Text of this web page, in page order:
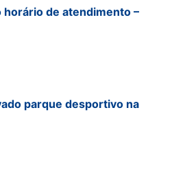
de atendimento –
parque desportivo na